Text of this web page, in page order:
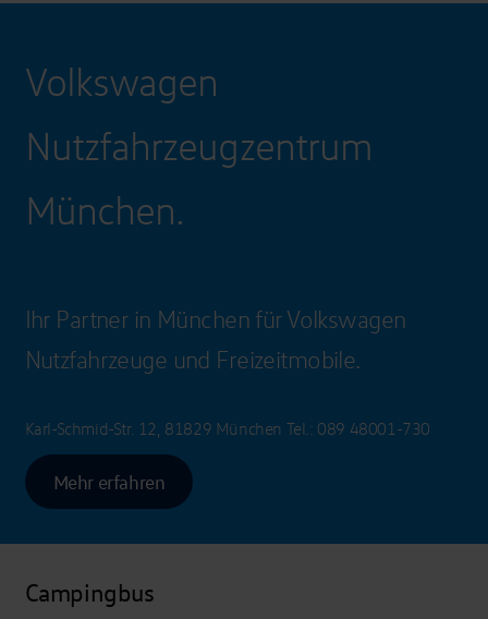
Volkswagen
Nutzfahrzeugzentrum
München.
Ihr Partner in München für Volkswagen
Nutzfahrzeuge und Freizeitmobile.
Karl-Schmid-Str. 12, 81829 München Tel.: 089 48001-730
Mehr erfahren
Campingbus